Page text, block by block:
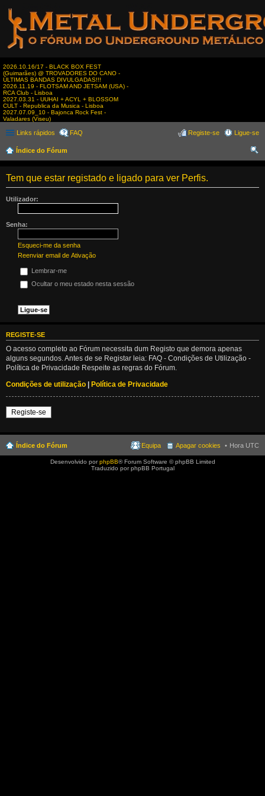
2026.10.16/17 - BLACK BOX FEST
(Guimarães) @ TROVADORES DO CANO -
ÚLTIMAS BANDAS DIVULGADAS!!!
2026.11.19 - FLOTSAM AND JETSAM (USA) -
RCA Club - Lisboa
2027.03.31 - UUHAI + ACYL + BLOSSOM
CULT - Republica da Musica - Lisboa
2027.07.09_10 - Bajonca Rock Fest -
Valadares (Viseu)
Links rápidos FAQ Ligue-se
Registe-se
Índice do Fórum
Tem que estar registado e ligado para ver Perfis.
Utilizador:
Senha:
Esqueci-me da senha
Reenviar email de Ativação
Lembrar-me
Ocultar o meu estado nesta sessão
REGISTE-SE
O acesso completo ao Fórum necessita dum Registo que demora apenas
alguns segundos. Antes de se Registar leia: FAQ - Condições de Utilização -
Política de Privacidade Respeite as regras do Fórum.
Condições de utilização | Política de Privacidade
Registe-se
Índice do Fórum Hora UTC
Apagar cookies
Equipa
Desenvolvido porphpBB® Forum Software © phpBB Limited
Traduzido por phpBB Portugal